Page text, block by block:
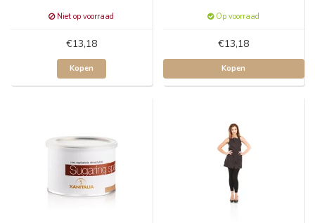
Niet op voorraad
€13,18
Kopen
Op voorraad
€13,18
Kopen